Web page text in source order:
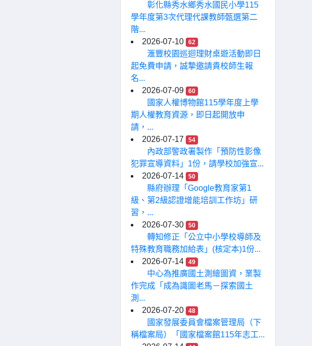
彰化縣秀水鄉秀水國民小學115
學年度第3次代理代課教師甄選第二
階...
2026-07-10
62
滙豐校園巡迴理財桌遊活動即日
起免費申請，誠摯邀請貴校師生報
名...
2026-07-09
60
國家人權博物館115學年度上學
期人權教育資源，即日起開放申
請，...
2026-07-17
54
內政部警政署製作「預防性影像
犯罪宣導資料」1份，請學校加強宣...
2026-07-14
50
縣府辦理「Google教育家第1
級、第2級認證增能培訓工作坊」研
習，...
2026-07-30
50
轉知修正「公立中小學校導師及
特殊教育職務加給表」(核定本)1份...
2026-07-14
49
中心為推廣國土測繪圖資，業製
作完成「成為識圖老馬－探索國土
測...
2026-07-20
48
國家發展委員會檔案管理局（下
稱檔案局）「國家檔案館115年志工...